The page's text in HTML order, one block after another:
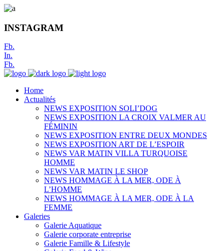
INSTAGRAM
Fb.
In.
Fb.
Home
Actualités
NEWS EXPOSITION SOLI’DOG
NEWS EXPOSITION LA CROIX VALMER AU
FÉMININ
NEWS EXPOSITION ENTRE DEUX MONDES
NEWS EXPOSITION ART DE L’ESPOIR
NEWS VAR MATIN VILLA TURQUOISE
HOMME
NEWS VAR MATIN LE SHOP
NEWS HOMMAGE À LA MER, ODE À
L’HOMME
NEWS HOMMAGE À LA MER, ODE À LA
FEMME
Galeries
Galerie Aquatique
Galerie corporate entreprise
Galerie Famille & Lifestyle